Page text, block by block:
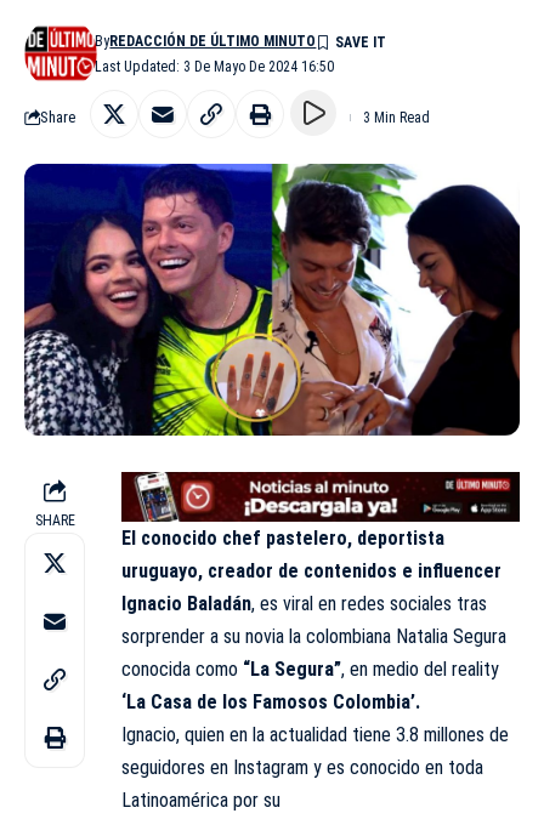
Last Updated: 3 De Mayo De 2024 16:50
ByREDACCIÓN DE ÚLTIMO MINUTO
Share 3 Min Read
SHARE
El conocido chef pastelero, deportista
uruguayo, creador de contenidos e influencer
Ignacio Baladán, es viral en redes sociales tras
sorprender a su novia la colombiana Natalia Segura
conocida como “La Segura”, en medio del reality
‘La Casa de los Famosos Colombia’.
Ignacio, quien en la actualidad tiene 3.8 millones de
seguidores en Instagram y es conocido en toda
Latinoamérica por su